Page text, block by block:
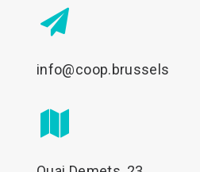
info@coop.brussels